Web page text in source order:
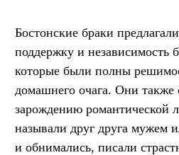
Бостонские браки
поддержку и независимость
которые были полны
домашнего очага. Они также
зарождению романтической
называли друг друга мужем
и обнимались, писали